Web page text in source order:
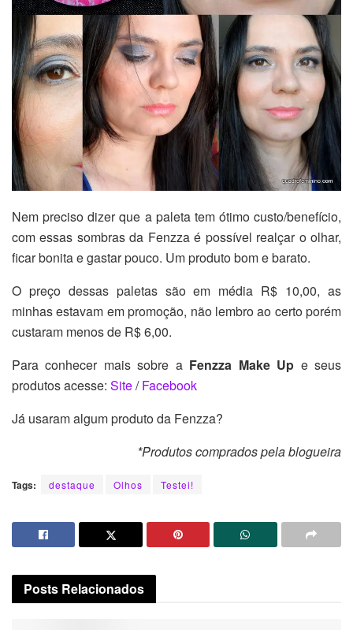
Nem preciso dizer que a paleta tem ótimo custo/benefício,
com essas sombras da Fenzza é possível realçar o olhar,
ficar bonita e gastar pouco. Um produto bom e barato.
O preço dessas paletas são em média R$ 10,00, as
minhas estavam em promoção, não lembro ao certo porém
custaram menos de R$ 6,00.
Para conhecer mais sobre a Fenzza Make Up e seus
produtos acesse: Site/Facebook
Já usaram algum produto da Fenzza?
*Produtos comprados pela blogueira
Tags: destaque Olhos Testei!
Posts Relacionados